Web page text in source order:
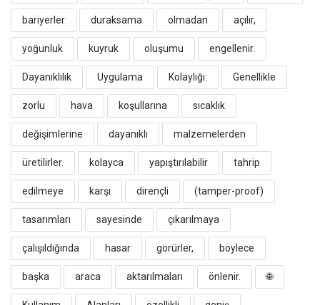
bariyerler duraksama olmadan açılır,
yoğunluk kuyruk oluşumu engellenir.
​Dayanıklılık Uygulama Kolaylığı: Genellikle
zorlu hava koşullarına sıcaklık
değişimlerine dayanıklı malzemelerden
üretilirler. kolayca yapıştırılabilir tahrip
edilmeye karşı dirençli (tamper-proof)
tasarımları sayesinde çıkarılmaya
çalışıldığında hasar görürler, böylece
başka araca aktarılmaları önlenir. ​🌐